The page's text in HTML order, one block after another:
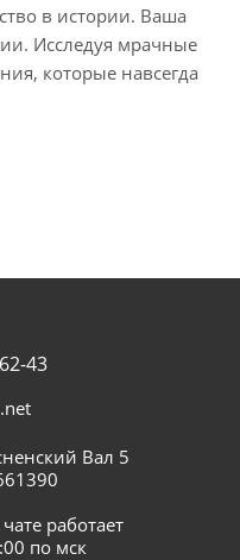
в истории. Ваша
Исследуя мрачные
которые навсегда
43
Вал 5
работает
по мск